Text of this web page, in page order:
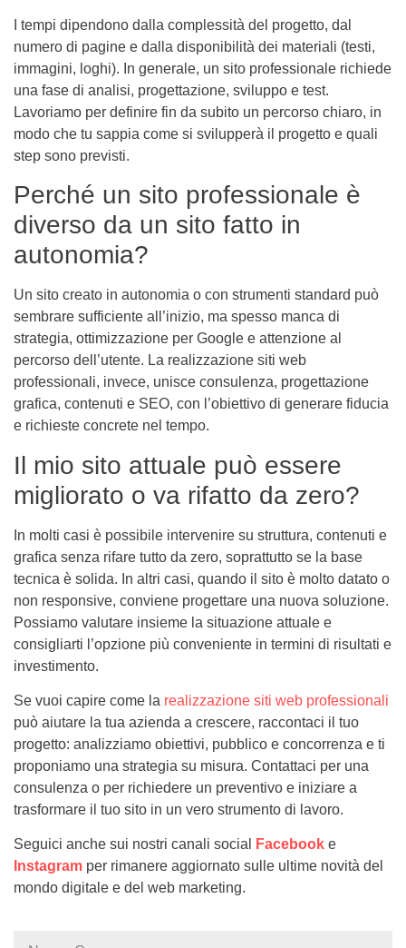
I tempi dipendono dalla complessità del progetto, dal
numero di pagine e dalla disponibilità dei materiali (testi,
immagini, loghi). In generale, un sito professionale richiede
una fase di analisi, progettazione, sviluppo e test.
Lavoriamo per definire fin da subito un percorso chiaro, in
modo che tu sappia come si svilupperà il progetto e quali
step sono previsti.
Perché un sito professionale è
diverso da un sito fatto in
autonomia?
Un sito creato in autonomia o con strumenti standard può
sembrare sufficiente all’inizio, ma spesso manca di
strategia, ottimizzazione per Google e attenzione al
percorso dell’utente. La realizzazione siti web
professionali, invece, unisce consulenza, progettazione
grafica, contenuti e SEO, con l’obiettivo di generare fiducia
e richieste concrete nel tempo.
Il mio sito attuale può essere
migliorato o va rifatto da zero?
In molti casi è possibile intervenire su struttura, contenuti e
grafica senza rifare tutto da zero, soprattutto se la base
tecnica è solida. In altri casi, quando il sito è molto datato o
non responsive, conviene progettare una nuova soluzione.
Possiamo valutare insieme la situazione attuale e
consigliarti l’opzione più conveniente in termini di risultati e
investimento.
Se vuoi capire come la realizzazione siti web professionali
può aiutare la tua azienda a crescere, raccontaci il tuo
progetto: analizziamo obiettivi, pubblico e concorrenza e ti
proponiamo una strategia su misura. Contattaci per una
consulenza o per richiedere un preventivo e iniziare a
trasformare il tuo sito in un vero strumento di lavoro.
Seguici anche sui nostri canali social Facebook e
Instagram per rimanere aggiornato sulle ultime novità del
mondo digitale e del web marketing.